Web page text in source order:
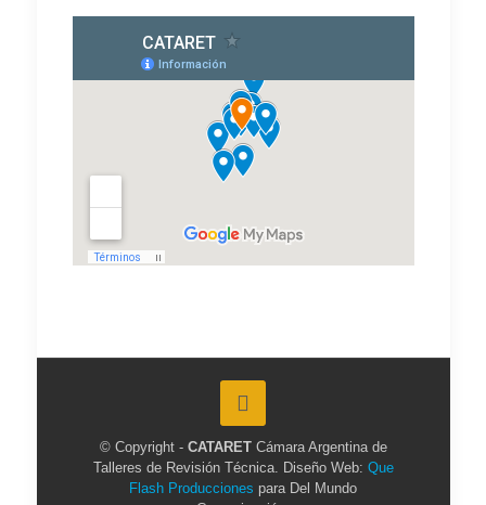
© Copyright - CATARET Cámara Argentina de
Talleres de Revisión Técnica. Diseño Web: Que
Flash Producciones para Del Mundo